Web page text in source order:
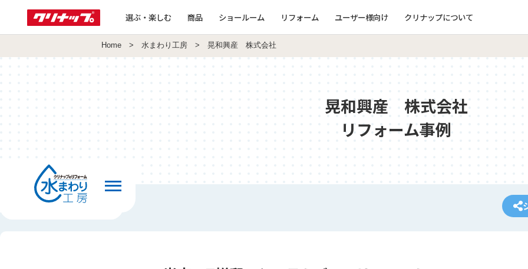
選ぶ・楽しむ 商品 ショールーム リフォーム ユーザー様向け クリナップについて
Home > 水まわり工房 > 晃和興産 株式会社
晃和興産 株式会社
リフォーム事例
前の画面へ戻る